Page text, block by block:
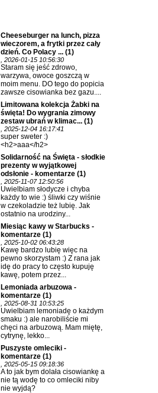
Cheeseburger na lunch, pizza
wieczorem, a frytki przez cały
dzień. Co Polacy ... (1)
, 2026-01-15 10:56:30
Staram się jeść zdrowo,
warzywa, owoce goszczą w
moim menu. DO tego do popicia
zawsze cisowianka bez gazu....
Limitowana kolekcja Żabki na
święta! Do wygrania zimowy
zestaw ubrań w klimac... (1)
, 2025-12-04 16:17:41
super sweter :)
<h2>aaa</h2>
Solidarność na Święta - słodkie
prezenty w wyjątkowej
odsłonie - komentarze (1)
, 2025-11-07 12:50:56
Uwielbiam słodycze i chyba
każdy to wie :) śliwki czy wiśnie
w czekoladzie też lubię. Jak
ostatnio na urodziny...
Miesiąc kawy w Starbucks -
komentarze (1)
, 2025-10-02 06:43:28
Kawę bardzo lubię więc na
pewno skorzystam :) Z rana jak
idę do pracy to często kupuję
kawę, potem przez...
Lemoniada arbuzowa -
komentarze (1)
, 2025-08-31 10:53:25
Uwielbiam lemoniadę o każdym
smaku :) ale narobiliście mi
chęci na arbuzową. Mam miętę,
cytrynę, lekko...
Puszyste omleciki -
komentarze (1)
, 2025-05-15 09:18:36
A to jak bym dolała cisowiankę a
nie tą wodę to co omleciki niby
nie wyjdą?